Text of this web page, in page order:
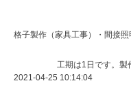
格子製作（家具工事）・間接
工期は1日です。製
2021-04-25 10:14:04